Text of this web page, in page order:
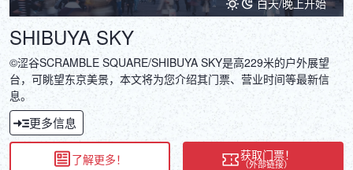
白天/晚上开始
SHIBUYA SKY
©涩谷SCRAMBLE SQUARE/SHIBUYA SKY是高229米的户外展望
台，可眺望东京美景，本文将为您介绍其门票、营业时间等最新信
息。
更多信息
了解更多！ 获取门票！
（外部链接）